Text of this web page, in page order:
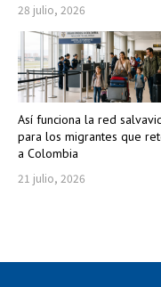
28 julio, 2026
Así funciona la red
para los migrantes que
a Colombia
21 julio, 2026